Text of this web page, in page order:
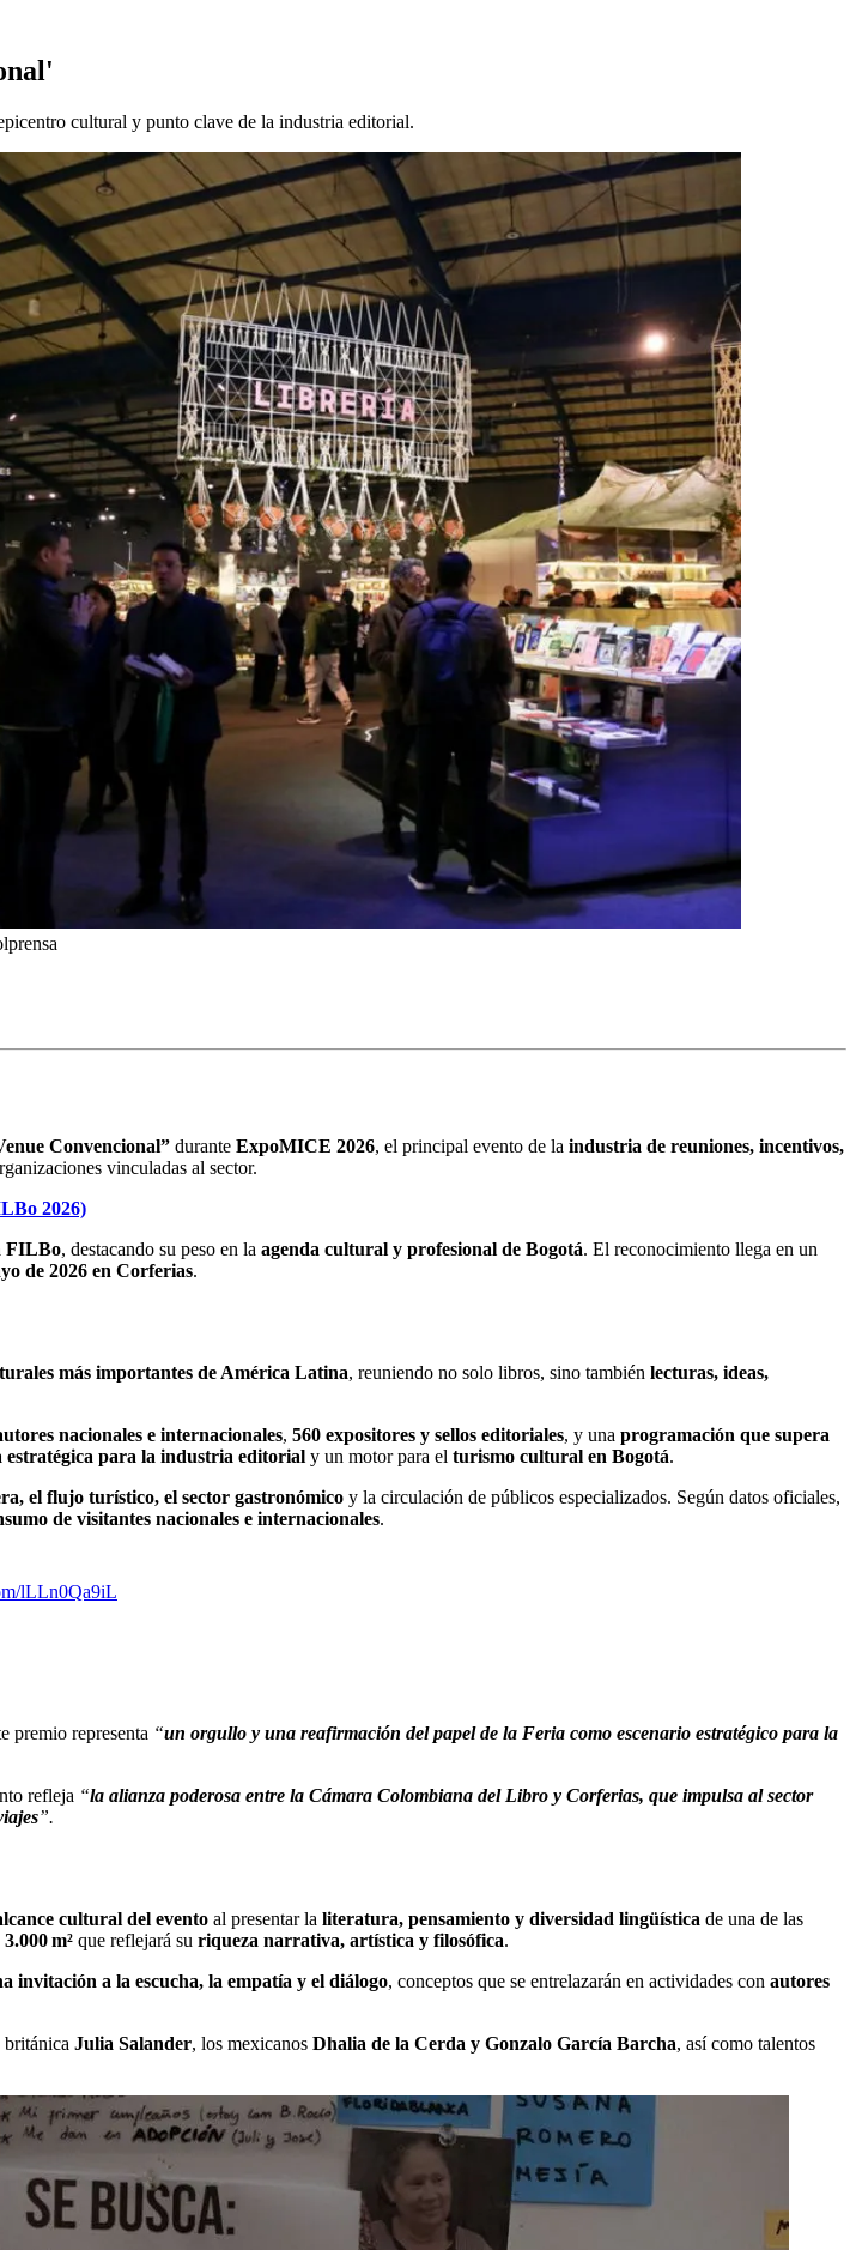
cultural y punto clave de la industria editorial.
Convencional” durante ExpoMICE 2026, el principal evento de la industria de reuniones, incentivos,
vinculadas al sector.
2026)
FILBo, destacando su peso en la agenda cultural y profesional de Bogotá. El reconocimiento llega en un
de 2026 en Corferias.
más importantes de América Latina, reuniendo no solo libros, sino también lecturas, ideas,
nacionales e internacionales, 560 expositores y sellos editoriales, y una programación que supera
para la industria editorial y un motor para el turismo cultural en Bogotá.
el flujo turístico, el sector gastronómico y la circulación de públicos especializados. Según datos oficiales,
de visitantes nacionales e internacionales.
lLLn0Qa9iL
premio representa “un orgullo y una reafirmación del papel de la Feria como escenario estratégico para la
refleja “la alianza poderosa entre la Cámara Colombiana del Libro y Corferias, que impulsa al sector
”.
cultural del evento al presentar la literatura, pensamiento y diversidad lingüística de una de las
m² que reflejará su riqueza narrativa, artística y filosófica.
invitación a la escucha, la empatía y el diálogo, conceptos que se entrelazarán en actividades con autores
británica Julia Salander, los mexicanos Dhalia de la Cerda y Gonzalo García Barcha, así como talentos